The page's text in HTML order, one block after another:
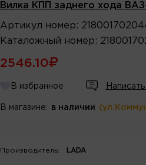
Вилка КПП заднего хода
Артикул номер :
Каталожный номер :
2546.10
В избранное
В магазине: в наличии
Производитель: LADA